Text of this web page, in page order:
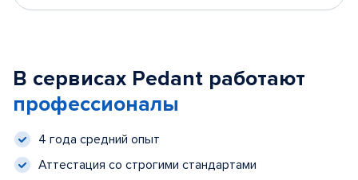
В сервисах Pedant работают
профессионалы
4 года средний опыт
Аттестация со строгими стандартами